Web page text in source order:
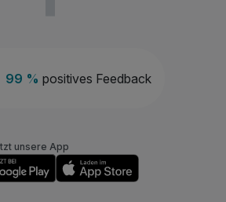
99 % positives Feedback
unsere App